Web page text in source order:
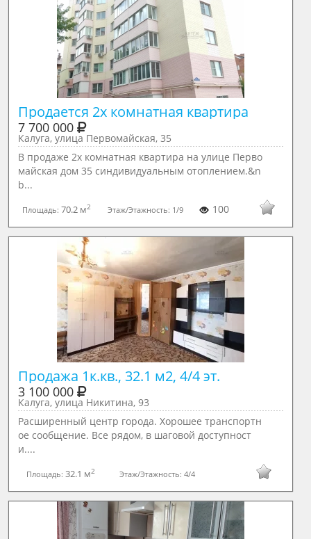
Продается 2х комнатная квартира
7 700 000
Калуга, улица Первомайская, 35
В продаже 2х комнатная квартира на улице Перво
майская дом 35 синдивидуальным отоплением.&n
b...
Площадь:70.2 м2 Этаж/Этажность: 1/9 100
Продажа 1к.кв., 32.1 м2, 4/4 эт.
3 100 000
Калуга, улица Никитина, 93
Расширенный центр города. Хорошее транспортн
ое сообщение. Все рядом, в шаговой доступност
и....
Площадь:32.1 м2 Этаж/Этажность:4/4